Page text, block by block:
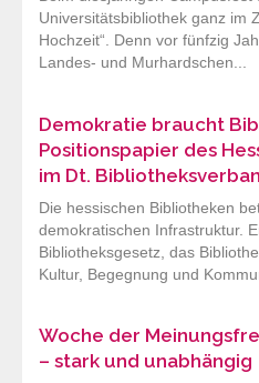
Universitätsbibliothek ganz im
Hochzeit“. Denn vor fünfzig
Landes- und Murhardschen...
Demokratie braucht
Positionspapier des
im Dt.
Die hessischen Bibliotheken
demokratischen Infrastruktur.
Bibliotheksgesetz, das
Kultur, Begegnung und
Woche der
– stark und unabhängig